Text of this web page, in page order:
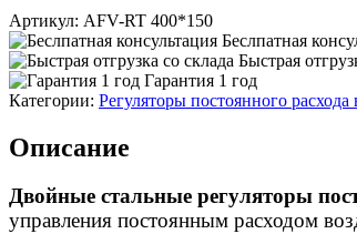
Артикул: AFV-RT 400*150
Беслпатная
Быстрая
Гарантия 1 год
Категории: Регуляторы постоянного расхода
Описание
Двойные стальные регуляторы
управления постоянным расходом